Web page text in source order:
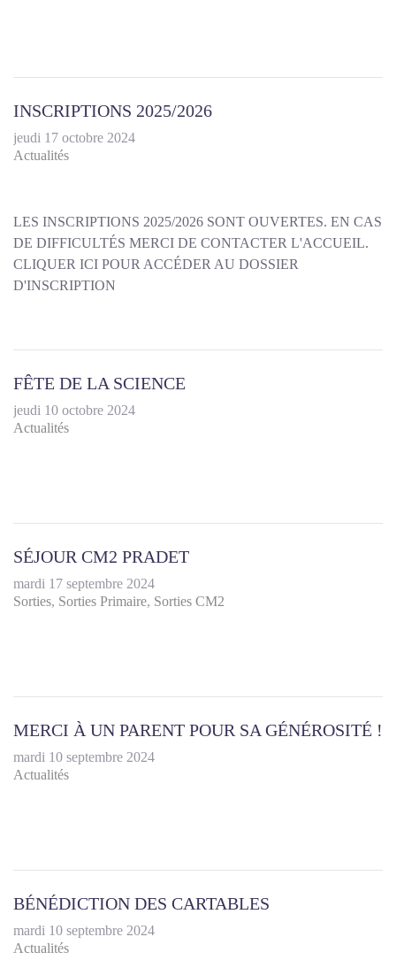
INSCRIPTIONS 2025/2026
jeudi 17 octobre 2024
Actualités
LES INSCRIPTIONS 2025/2026 SONT OUVERTES. EN CAS
DE DIFFICULTÉS MERCI DE CONTACTER L'ACCUEIL.
CLIQUER ICI POUR ACCÉDER AU DOSSIER
D'INSCRIPTION
FÊTE DE LA SCIENCE
jeudi 10 octobre 2024
Actualités
SÉJOUR CM2 PRADET
mardi 17 septembre 2024
Sorties Sorties Primaire Sorties CM2
MERCI À UN PARENT POUR SA GÉNÉROSITÉ !
mardi 10 septembre 2024
Actualités
BÉNÉDICTION DES CARTABLES
mardi 10 septembre 2024
Actualités